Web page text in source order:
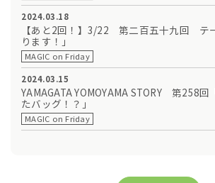
2024.03.18
【あと2回！】3/22 第二百五十九回 テ
ります！」
MAGIC on Friday
2024.03.15
YAMAGATA YOMOYAMA STORY 第258回
たバッグ！？」
MAGIC on Friday